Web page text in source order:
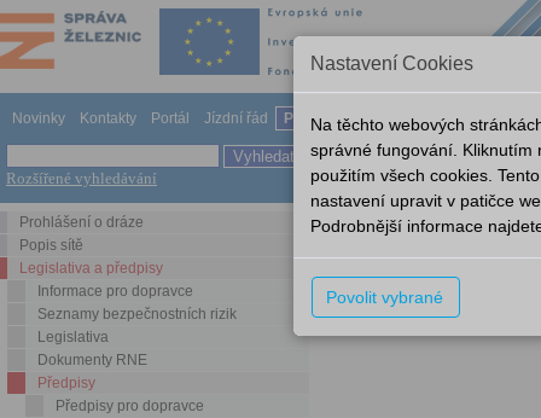
Novinky Kontakty Portál Jízdní řád Provozování dráhy Odkazy
Rozšířené vyhledávání
Prohlášení o dráze
Popis sítě
Legislativa a předpisy
Informace pro dopravce
Seznamy bezpečnostních rizik
Legislativa
Dokumenty RNE
Předpisy
Předpisy pro dopravce
SŽDC (ČD) D46
10-31482 Výnos 5 k d46
Nastavení Cookies
Na těchto webových
správné fungování. Kliknutím
použitím všech cookies.
nastavení upravit v patičce
Podrobnější informace
Povolit vybrané